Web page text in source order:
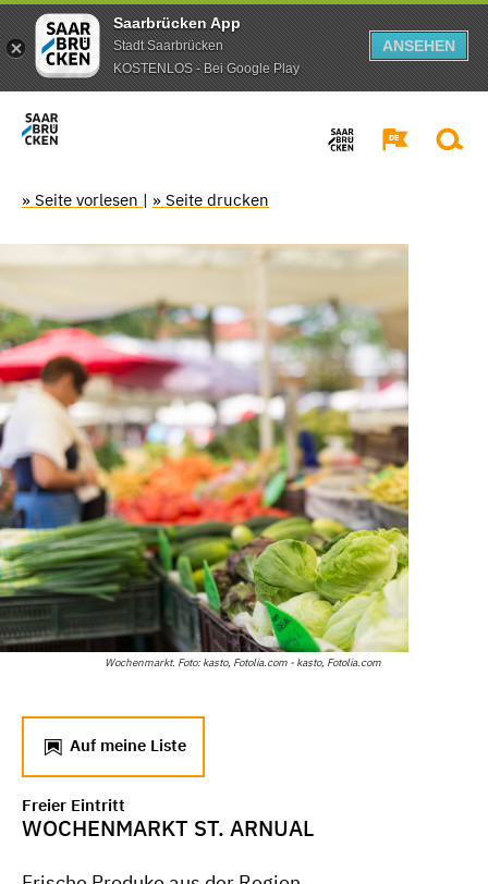
Saarbrücken App
Stadt Saarbrücken
KOSTENLOS - Bei Google Play
ANSEHEN
» Seite vorlesen | » Seite drucken
Wochenmarkt. Foto: kasto, Fotolia.com - kasto, Fotolia.com
Auf meine Liste
Freier Eintritt
WOCHENMARKT ST. ARNUAL